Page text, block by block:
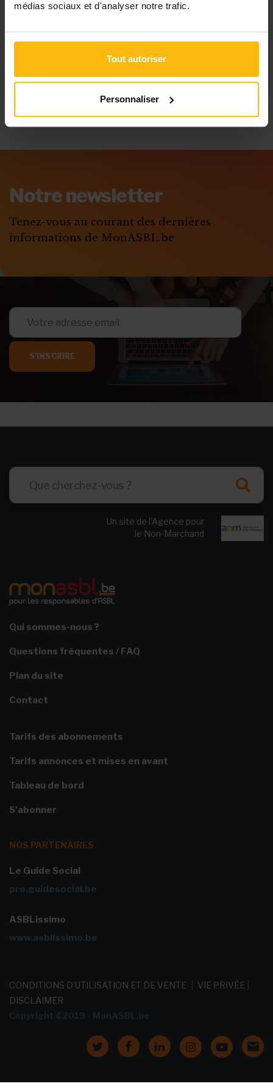
médias sociaux et d'analyser notre trafic.
Tout autoriser
Personnaliser
ABONNEZ-VOUS À MONASBL.BE OU CONNECTEZ-
POSTER VOTRE
QUESTION
Notre newsletter
Tenez-vous au courant des dernières
informations de MonASBL.be
S'INSCRIRE
Un site de l’Agence pour
le Non-Marchand
Qui sommes-nous ?
Questions fréquentes / FAQ
Plan du site
Contact
Tarifs des abonnements
Tarifs annonces et mises en avant
Tableau de bord
S'abonner
NOS PARTENAIRES
Le Guide Social
pro.guidesocial.be
ASBLissimo
www.asblissimo.be
CONDITIONS D'UTILISATION ET DE VENTE VIE PRIVÉE
DISCLAIMER